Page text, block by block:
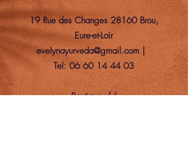
19 Rue des Changes 28160 Brou,
Eure-et-Loir
evelynayurveda@gmail.com|
Tel: 06 60 14 44 03
Boutique //